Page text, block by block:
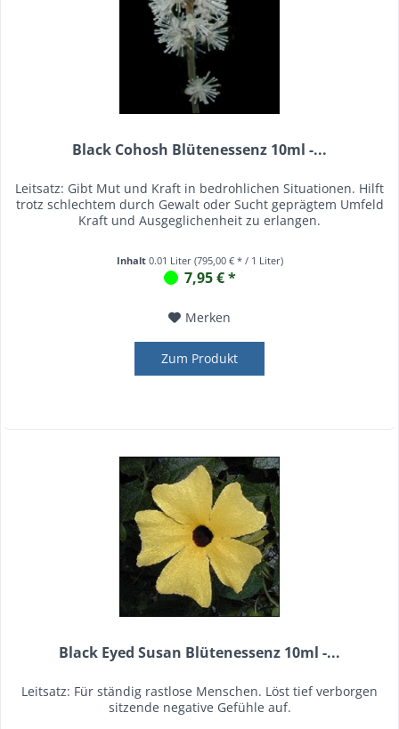
Black Cohosh Blütenessenz 10ml -...
Leitsatz: Gibt Mut und Kraft in bedrohlichen Situationen. Hilft
trotz schlechtem durch Gewalt oder Sucht geprägtem Umfeld
Kraft und Ausgeglichenheit zu erlangen.
Inhalt 0.01 Liter (795,00 € * / 1 Liter)
7,95 € *
Merken
Zum Produkt
Black Eyed Susan Blütenessenz 10ml -...
Leitsatz: Für ständig rastlose Menschen. Löst tief verborgen
sitzende negative Gefühle auf.